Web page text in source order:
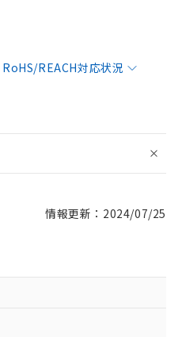
RoHS/REACH対応状況
情報更新：2024/07/25